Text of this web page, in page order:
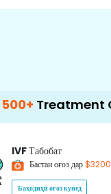
Options
IVFТабобат
Бастаи оғоз дар$3200
Баҳодиҳӣ оғоз кунед